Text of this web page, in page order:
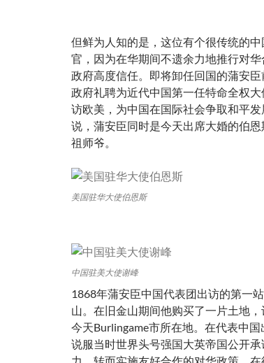
但鲜为人知的是，这位有个很传统的中
官，因为在华期间不遗余力地推行对
政府高度信任。即将卸任回国的蒲安
政府礼聘为近代中国第一任特命全权
访欧美，为中国在国际社会争取和平
说，蒲安臣同时是今天出席大婚的伯
祖师爷。
美国驻华大使伯恩斯
中国驻美大使谢峰
1868年蒲安臣中国代表团出访的第一
山。在旧金山期间他购买了一片土地
今天Burlingame市所在地。在代表中
说服当时世界头号强国大英帝国公开
力，转而实施友好合作的对华政策。